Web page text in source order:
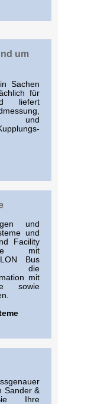
um
Sachen
für
liefert
und
und
und
Facility
mit
LON Bus
die
mit
sowie
Sander &
Ihre